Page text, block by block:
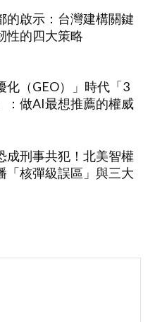
的啟示：台灣建構關鍵
性的四大策略
化（GEO）」時代「3
：做AI最想推薦的權威
成刑事共犯！北美智權
「核彈級誤區」與三大